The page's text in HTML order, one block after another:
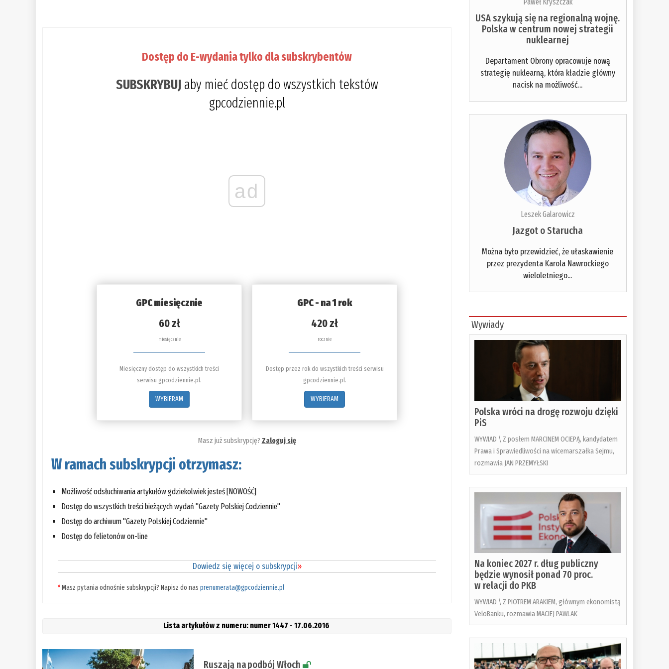
Dostęp do E-wydania tylko dla subskrybentów
SUBSKRYBUJaby mieć dostęp do wszystkich tekstów
gpcodziennie.pl
ad
GPC miesięcznie
60 zł
miesięcznie
Miesięczny dostęp do wszystkich treści
serwisu gpcodziennie.pl.
WYBIERAM
GPC - na 1 rok
420 zł
rocznie
Dostęp przez rok do wszystkich treści serwisu
gpcodziennie.pl.
WYBIERAM
Masz już subskrypcję? Zaloguj się
W ramach subskrypcji otrzymasz:
Możliwość odsłuchiwania artykułów gdziekolwiek jesteś [NOWOŚĆ]
Dostęp do wszystkich treści bieżących wydań "Gazety Polskiej Codziennie"
Dostęp do archiwum "Gazety Polskiej Codziennie"
Dostęp do felietonów on-line
Dowiedz się więcej o subskrypcji»
*Masz pytania odnośnie subskrypcji? Napisz do nasprenumerata@gpcodziennie.pl
Lista artykułów z numeru: numer 1447 - 17.06.2016
Ruszają na podbój Włoch
USA szykują się na regionalną wojnę.
Polska w centrum nowej strategii
nuklearnej
Departament Obrony opracowuje nową
strategię nuklearną, która kładzie główny
nacisk na możliwość...
Leszek Galarowicz
Jazgot o Starucha
Można było przewidzieć, że ułaskawienie
przez prezydenta Karola Nawrockiego
wieloletniego...
Wywiady
Polska wróci na drogę rozwoju dzięki
PiS
WYWIAD \ Z posłem MARCINEM OCIEPĄ, kandydatem
Prawa i Sprawiedliwości na wicemarszałka Sejmu,
rozmawia JAN PRZEMYŁSKI
Na koniec 2027 r. dług publiczny
będzie wynosił ponad 70 proc.
w relacji do PKB
WYWIAD \ Z PIOTREM ARAKIEM, głównym ekonomistą
VeloBanku, rozmawia MACIEJ PAWLAK